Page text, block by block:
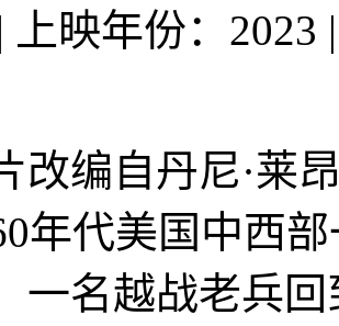
| 上映年份：2023 |
编自丹尼·莱昂
年代美国中西
越战老兵回